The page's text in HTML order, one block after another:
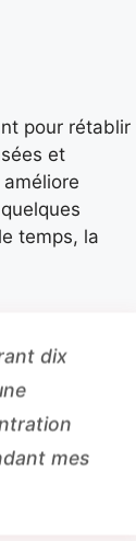
pour rétablir
et
temps, la
dix
mes